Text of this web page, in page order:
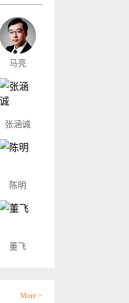
马亮
张涵诚
陈明
董飞
More >